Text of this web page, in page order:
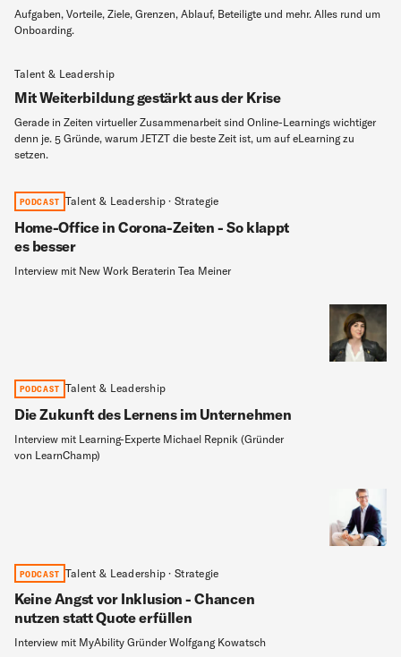
Talent & Leadership
Mit Weiterbildung gestärkt aus der Krise
Gerade in Zeiten virtueller Zusammenarbeit sind Online-Learnings wichtiger
denn je. 5 Gründe, warum JETZT die beste Zeit ist, um auf eLearning zu
setzen.
PODCAST Talent & Leadership
Die Zukunft des Lernens im Unternehmen
Interview mit Learning-Experte Michael Repnik (Gründer
von LearnChamp)
PODCAST Talent & Leadership · Strategie
Home-Office in Corona-Zeiten - So klappt
es besser
Interview mit New Work Beraterin Tea Meiner
PODCAST Talent & Leadership · Strategie
Keine Angst vor Inklusion - Chancen
nutzen statt Quote erfüllen
Interview mit MyAbility Gründer Wolfgang Kowatsch
Aufgaben, Vorteile, Ziele, Grenzen, Ablauf, Beteiligte und mehr. Alles rund um
Onboarding.